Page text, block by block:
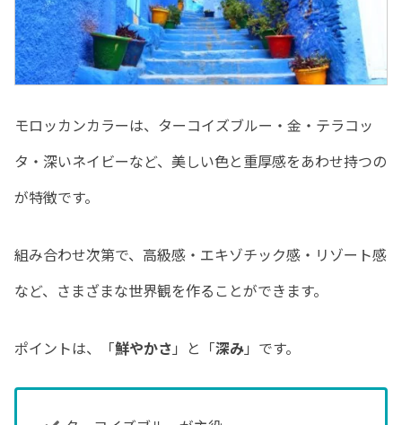
モロッカンカラーは、ターコイズブルー・金・テラコッ
タ・深いネイビーなど、美しい色と重厚感をあわせ持つの
が特徴です。
組み合わせ次第で、高級感・エキゾチック感・リゾート感
など、さまざまな世界観を作ることができます。
ポイントは、「鮮やかさ 」と「深み」です。